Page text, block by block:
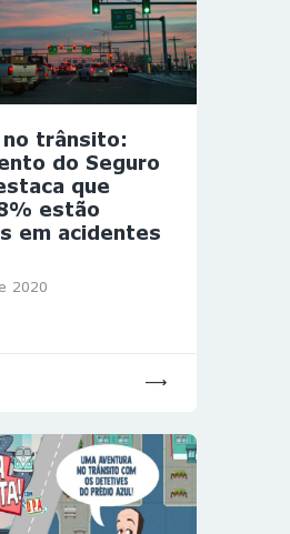
no trânsito:
do Seguro
que
estão
em acidentes
2020